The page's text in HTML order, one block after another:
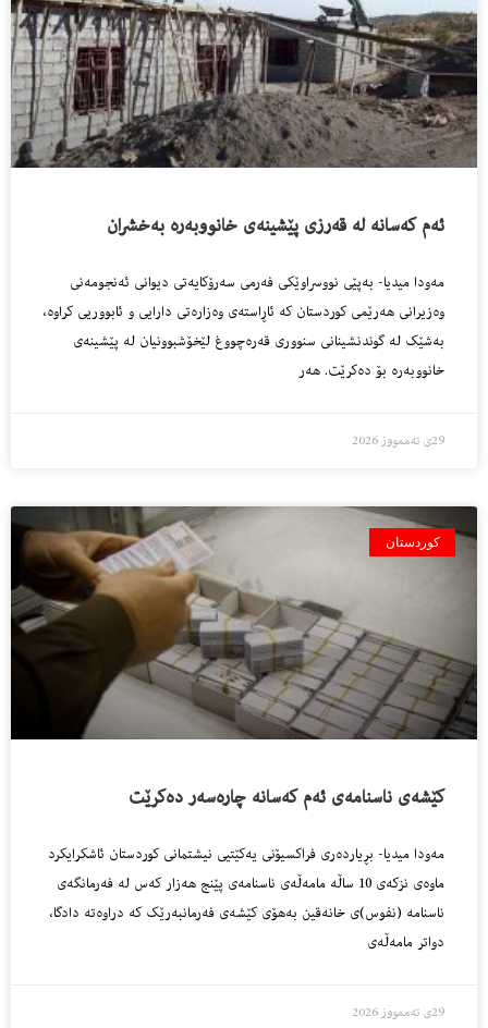
ئەم کەسانە لە قەرزی پێشینەی خانووبەرە بەخشران
مەودا میدیا- بەپێی نووسراوێکی فەرمی سەرۆکایەتی دیوانی ئەنجومەنی
وەزیرانی هەرێمی کوردستان کە ئاڕاستەی وەزارەتی دارایی و ئابووریی کراوە،
بەشێک لە گوندنشینانی سنووری قەرەچووغ لێخۆشبوونیان لە پێشینەی
خانووبەرە بۆ دەکرێت. هەر
29ی تەممووز 2026
کوردستان
کێشەی ناسنامەی ئەم کەسانە چارەسەر دەکرێت
مەودا میدیا- بڕیاردەری فراکسیۆنی یەکێتیی نیشتمانی کوردستان ئاشکرایکرد
ماوەی نزکەی 10 ساڵە مامەڵەی ناسنامەی پێنج هەزار کەس لە فەرمانگەی
ناسنامە (نفوس)ی خانەقین بەهۆی کێشەی فەرمانبەرێک کە دراوەتە دادگا،
دواتر مامەڵەی
29ی تەممووز 2026